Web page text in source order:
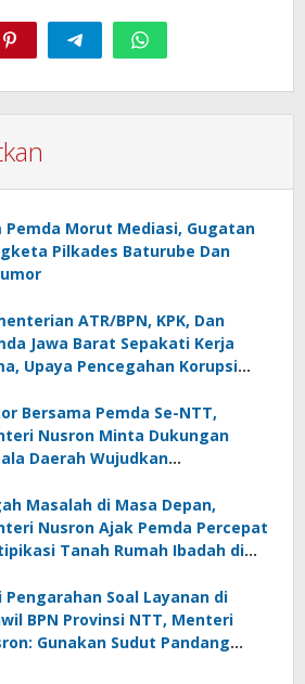
Pemda Morut Mediasi, Gugatan
Pilkades Baturube Dan
ATR/BPN, KPK, Dan
Jawa Barat Sepakati Kerja
Upaya Pencegahan Korupsi
Bersama Pemda Se-NTT,
Nusron Minta Dukungan
Daerah Wujudkan
Masalah di Masa Depan,
Nusron Ajak Pemda Percepat
Tanah Rumah Ibadah di
Pengarahan Soal Layanan di
BPN Provinsi NTT, Menteri
Gunakan Sudut Pandang